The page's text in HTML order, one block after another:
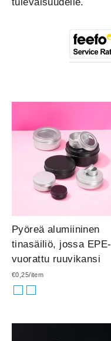
Pyöreä alumiininen
tinasäiliö, jossa EPE-
vuorattu ruuvikansi
€0,25/item